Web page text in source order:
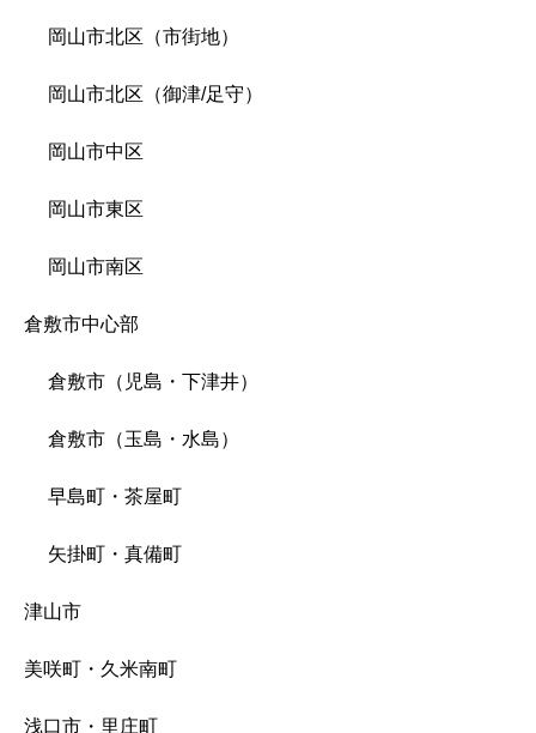
岡山市北区（市街地）
岡山市北区（御津/足守）
岡山市中区
岡山市東区
岡山市南区
倉敷市中心部
倉敷市（児島・下津井）
倉敷市（玉島・水島）
早島町・茶屋町
矢掛町・真備町
津山市
美咲町・久米南町
浅口市・里庄町